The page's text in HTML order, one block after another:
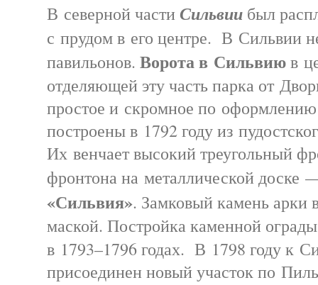
В северной части Сильвии был
с прудом в его центре. В Сильвии
павильонов. Ворота в Сильвиюв
отделяющей эту часть парка от
простое и скромное по
построены в 1792 году из
Их венчает высокий треугольный
фронтона на металлической доске
«Сильвия». Замковый камень арки
маской. Постройка каменной
в 1793–1796 годах. В 1798 году к
присоединен новый участок по